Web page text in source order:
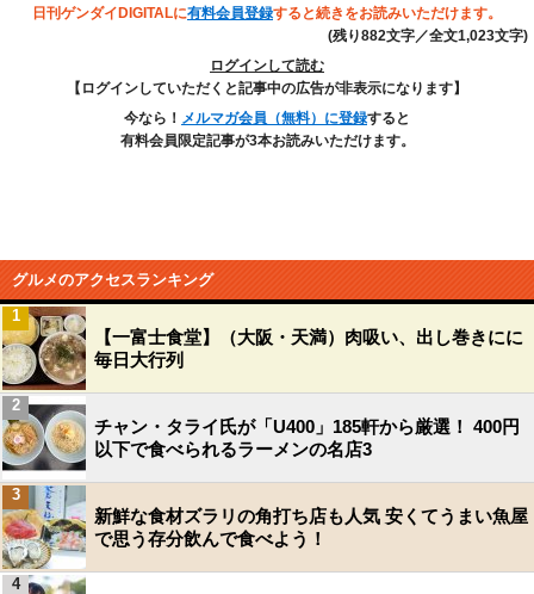
日刊ゲンダイDIGITALに有料会員登録すると続きをお読みいただけます。
(残り882文字／全文1,023文字)
ログインして読む
【ログインしていただくと記事中の広告が非表示になります】
今なら！ メルマガ会員（無料）に登録すると
有料会員限定記事が3本お読みいただけます。
グルメのアクセスランキング
【一富士食堂】（大阪・天満）肉吸い、出し巻きにに
毎日大行列
1
チャン・タライ氏が「U400」185軒から厳選！ 400円
以下で食べられるラーメンの名店3
2
新鮮な食材ズラリの角打ち店も人気 安くてうまい魚屋
で思う存分飲んで食べよう！
3
4